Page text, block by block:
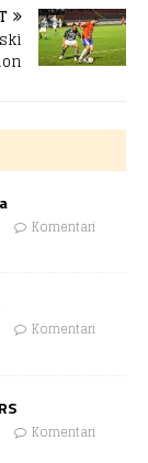
Komentari
Komentari
Komentari